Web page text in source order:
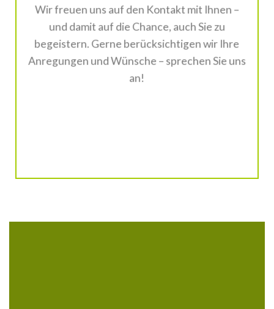
Wir freuen uns auf den Kontakt mit Ihnen –
und damit auf die Chance, auch Sie zu
begeistern. Gerne berücksichtigen wir Ihre
Anregungen und Wünsche – sprechen Sie uns
an!